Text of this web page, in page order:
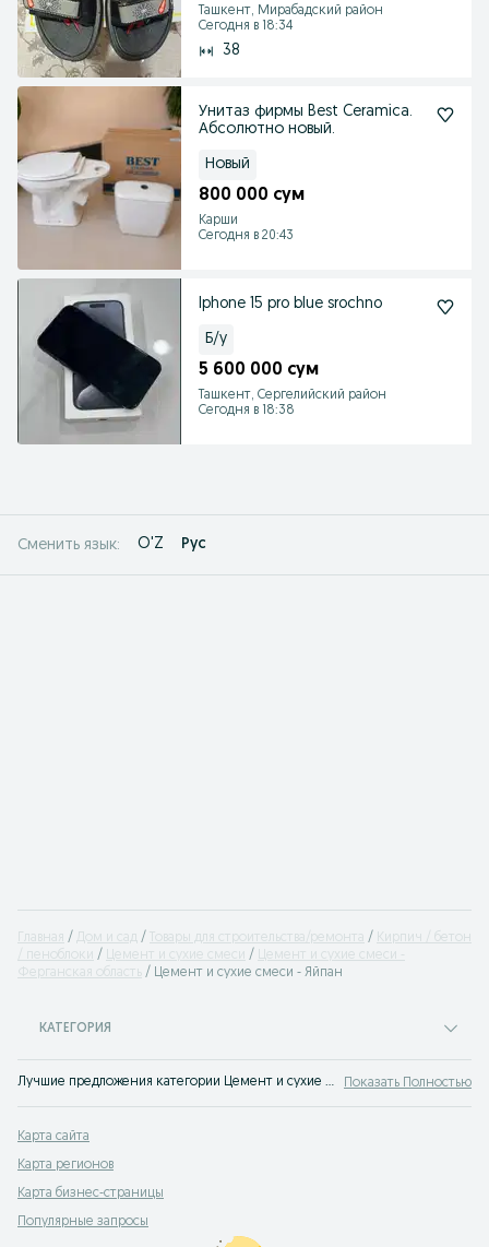
Ташкент, Мирабадский район
Сегодня в 18:34
38
Унитаз фирмы Best Ceramica.
Абсолютно новый.
Новый
800 000 сум
Карши
Сегодня в 20:43
Iphone 15 pro blue srochno
Б/у
5 600 000 сум
Ташкент, Сергелийский район
Сегодня в 18:38
Сменить язык: O'Z Рус
Главная Дом и сад Товары для строительства/ремонта
Кирпич / бетон
/ пеноблоки
Цемент и сухие смеси
Цемент и сухие смеси -
Ферганская область
Цемент и сухие смеси - Яйпан
КАТЕГОРИЯ
Лучшие предложения категории Цемент и сухие смеси Яйпан. Большой выбор товаров и услуг по выгодным ценам на OLX! Множество предложений на OLX.uz! Показать Полностью
Карта сайта
Карта регионов
Карта бизнес-страницы
Популярные запросы